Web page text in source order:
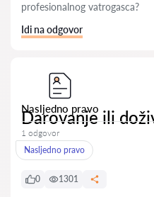
profesionalnog vatrogasca?
Idi na odgovor
Nasljedno pravo
Darovanje ili
1 odgovor
Nasljedno pravo
0 1301